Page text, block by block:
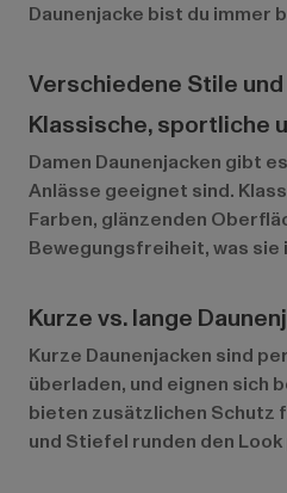
Daunenjacke bist du
Verschiedene Stile
Klassische, sportliche
Damen Daunenjacken gibt
Anlässe geeignet sind.
Farben, glänzenden
Bewegungsfreiheit, was
Kurze vs. lange
Kurze Daunenjacken sind
überladen, und eignen sich
bieten zusätzlichen Schutz
und Stiefel runden den